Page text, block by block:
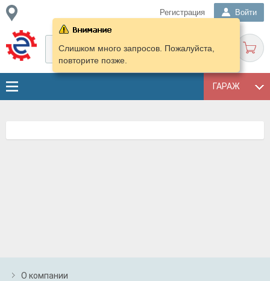
Регистрация Войти
ГАРАЖ
Слишком много запросов. Пожалуйста,
повторите позже.
О компании